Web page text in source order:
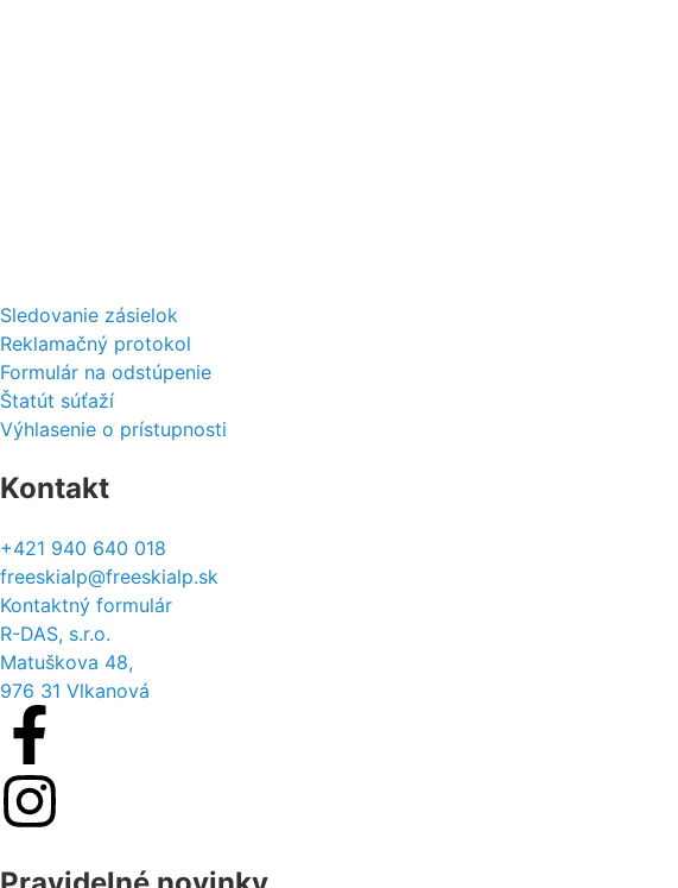
Sledovanie zásielok
Reklamačný protokol
Formulár na odstúpenie
Štatút súťaží
Výhlasenie o prístupnosti
Kontakt
+421 940 640 018
freeskialp@freeskialp.sk
Kontaktný formulár
R-DAS, s.r.o.
Matuškova 48,
976 31 Vlkanová